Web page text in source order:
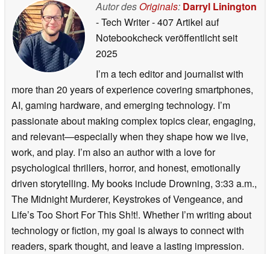
Autor des Originals: Darryl Linington
- Tech Writer- 407 Artikel auf
Notebookcheck veröffentlichtseit
2025
I’m a tech editor and journalist with
more than 20 years of experience covering smartphones,
AI, gaming hardware, and emerging technology. I’m
passionate about making complex topics clear, engaging,
and relevant—especially when they shape how we live,
work, and play. I’m also an author with a love for
psychological thrillers, horror, and honest, emotionally
driven storytelling. My books include Drowning, 3:33 a.m.,
The Midnight Murderer, Keystrokes of Vengeance, and
Life’s Too Short For This Sh!t!. Whether I’m writing about
technology or fiction, my goal is always to connect with
readers, spark thought, and leave a lasting impression.